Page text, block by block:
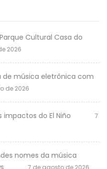
Cultural Casa do
2026
de música eletrônica com
de 2026
impactos do El Niño
7
nomes da música
7 de agosto de 2026